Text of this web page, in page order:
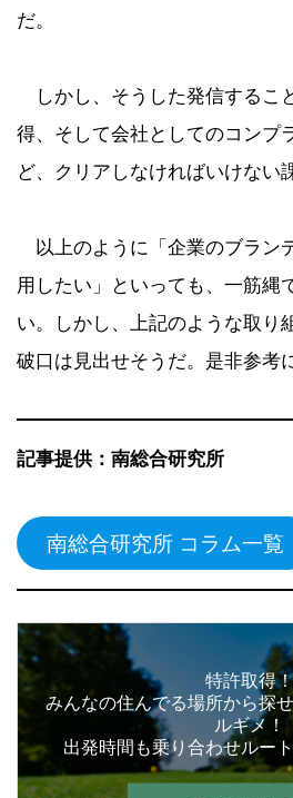
だ。
しかし、そうした発信するこ
得、そして会社としてのコンプ
ど、クリアしなければいけない
以上のように「企業のブラン
用したい」といっても、一筋縄
い。しかし、上記のような取り
破口は見出せそうだ。是非参考
記事提供：南総合研究所
南総合研究所 コラム一覧
特許取得！
みんなの住んでる場所から探
ルギメ！
出発時間も乗り合わせルー